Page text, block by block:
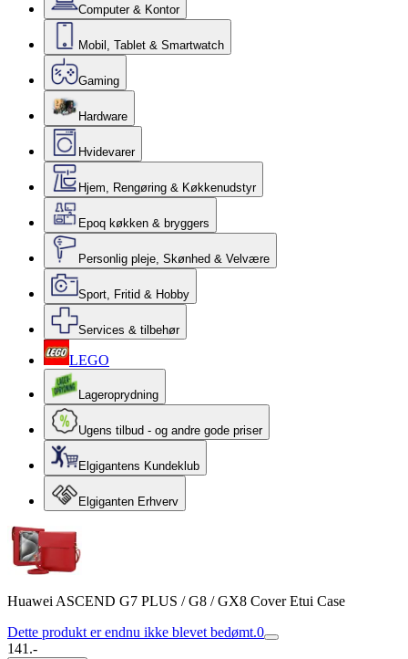
Computer & Kontor
Mobil, Tablet & Smartwatch
Gaming
Hardware
Hvidevarer
Hjem, Rengøring & Køkkenudstyr
Epoq køkken & bryggers
Personlig pleje, Skønhed & Velvære
Sport, Fritid & Hobby
Services & tilbehør
LEGO
Lageroprydning
Ugens tilbud - og andre gode priser
Elgigantens Kundeklub
Elgiganten Erhverv
Huawei ASCEND G7 PLUS / G8 / GX8 Cover Etui Case
Dette produkt er endnu ikke blevet bedømt.0
141.-